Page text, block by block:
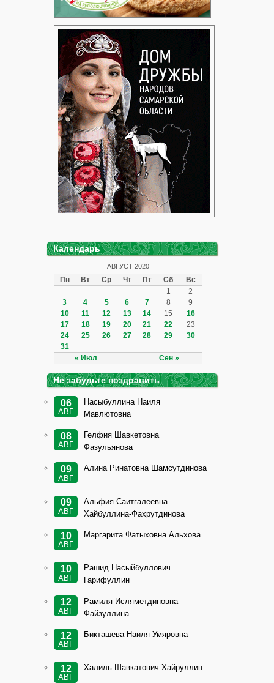
Календарь
АВГУСТ 2020
Пн Вт Ср Чт Пт Сб Вс
« Июл Сен »
1
2
3
4 5 6 7 8
9
10
11 12 13 14 15
16
17
18 19 20 21 22
23
24
25 26 27 28 29
30
31
Не забудьте поздравить
06
АВГ
Насыбуллина Наиля
Мавлютовна
08
АВГ
Гелфия Шавкетовна
Фазульянова
09
АВГ
Алина Ринатовна Шамсутдинова
09
АВГ
Альфия Саитгалеевна
Хайбуллина-Фахрутдинова
10
АВГ
Маргарита Фатыховна Альхова
10
АВГ
Рашид Насыйбуллович
Гарифуллин
12
АВГ
Рамиля Исляметдиновна
Файзуллина
12
АВГ
Бикташева Наиля Умяровна
12
АВГ
Халиль Шавкатович Хайруллин